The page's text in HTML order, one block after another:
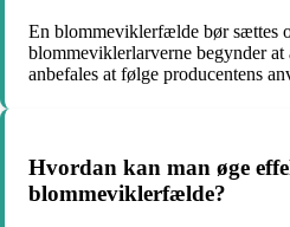
En blommeviklerfælde bør sættes
blommeviklerlarverne begynder
anbefales at følge producentens
Hvordan kan man øge
blommeviklerfælde?